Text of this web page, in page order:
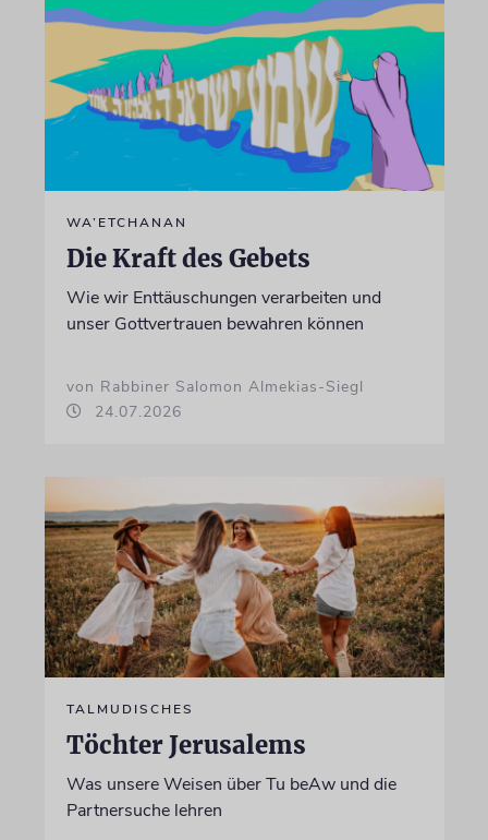
WA’ETCHANAN
Die Kraft des Gebets
Wie wir Enttäuschungen verarbeiten und
unser Gottvertrauen bewahren können
von Rabbiner Salomon Almekias-Siegl
24.07.2026
TALMUDISCHES
Töchter Jerusalems
Was unsere Weisen über Tu beAw und die
Partnersuche lehren